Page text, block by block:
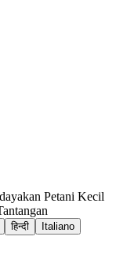
Petani Kecil
हिन्दी
Italiano